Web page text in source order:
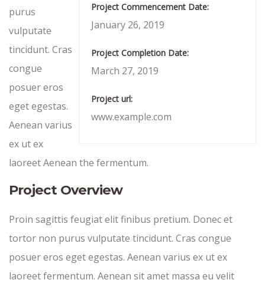
Project Commencement Date:
January 26, 2019
Project Completion Date:
March 27, 2019
Project url:
www.example.com
purus
vulputate
tincidunt. Cras
congue
posuer eros
eget egestas.
Aenean varius
ex ut ex
laoreet Aenean the fermentum.
Project Overview
Proin sagittis feugiat elit finibus pretium. Donec et
tortor non purus vulputate tincidunt. Cras congue
posuer eros eget egestas. Aenean varius ex ut ex
laoreet fermentum. Aenean sit amet massa eu velit